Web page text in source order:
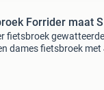
Fietsbroek Forrider
fietsbroek
dames fietsbroek